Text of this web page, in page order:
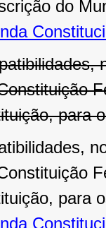
do
para
para